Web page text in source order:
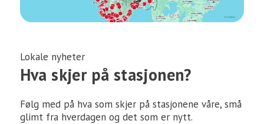
Lokale nyheter
Hva skjer på stasjonen?
Følg med på hva som skjer på stasjonene våre, små
glimt fra hverdagen og det som er nytt.